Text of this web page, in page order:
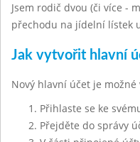
Jsem rodič dvou (či více -
přechodu na jídelní lístek
Jak vytvořit hlavní
Nový hlavní účet je
Přihlaste se ke
Přejděte do správy